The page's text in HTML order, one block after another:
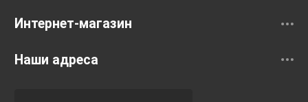
Интернет-магазин
Наши адреса